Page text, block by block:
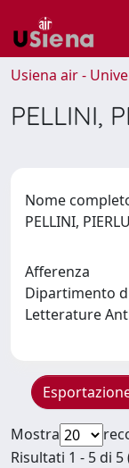
Usiena air -
PELLINI,
Nome
PELLINI,
Afferenza
Dipartimento
Letterature
Mostra
Risultati 1 - 5 di